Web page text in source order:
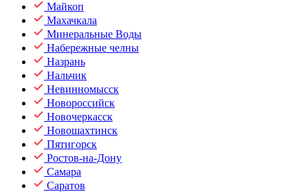
Майкоп
Махачкала
Минеральные Воды
Набережные челны
Назрань
Нальчик
Невинномысск
Новороссийск
Новочеркасск
Новошахтинск
Пятигорск
Ростов-на-Дону
Самара
Саратов